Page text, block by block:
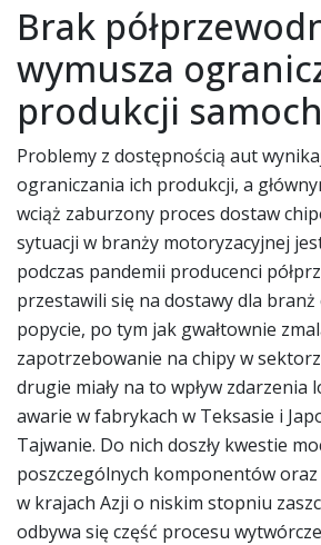
Brak
wymusza
produkcji
Problemy z dostępnością aut
ograniczania ich produkcji, a
wciąż zaburzony proces dostaw
sytuacji w branży motoryzacyjnej
podczas pandemii producenci
przestawili się na dostawy dla branż
popycie, po tym jak gwałtownie
zapotrzebowanie na chipy w
drugie miały na to wpływ zdarzenia
awarie w fabrykach w Teksasie i
Tajwanie. Do nich doszły kwestie
poszczególnych komponentów
w krajach Azji o niskim stopniu
odbywa się część procesu